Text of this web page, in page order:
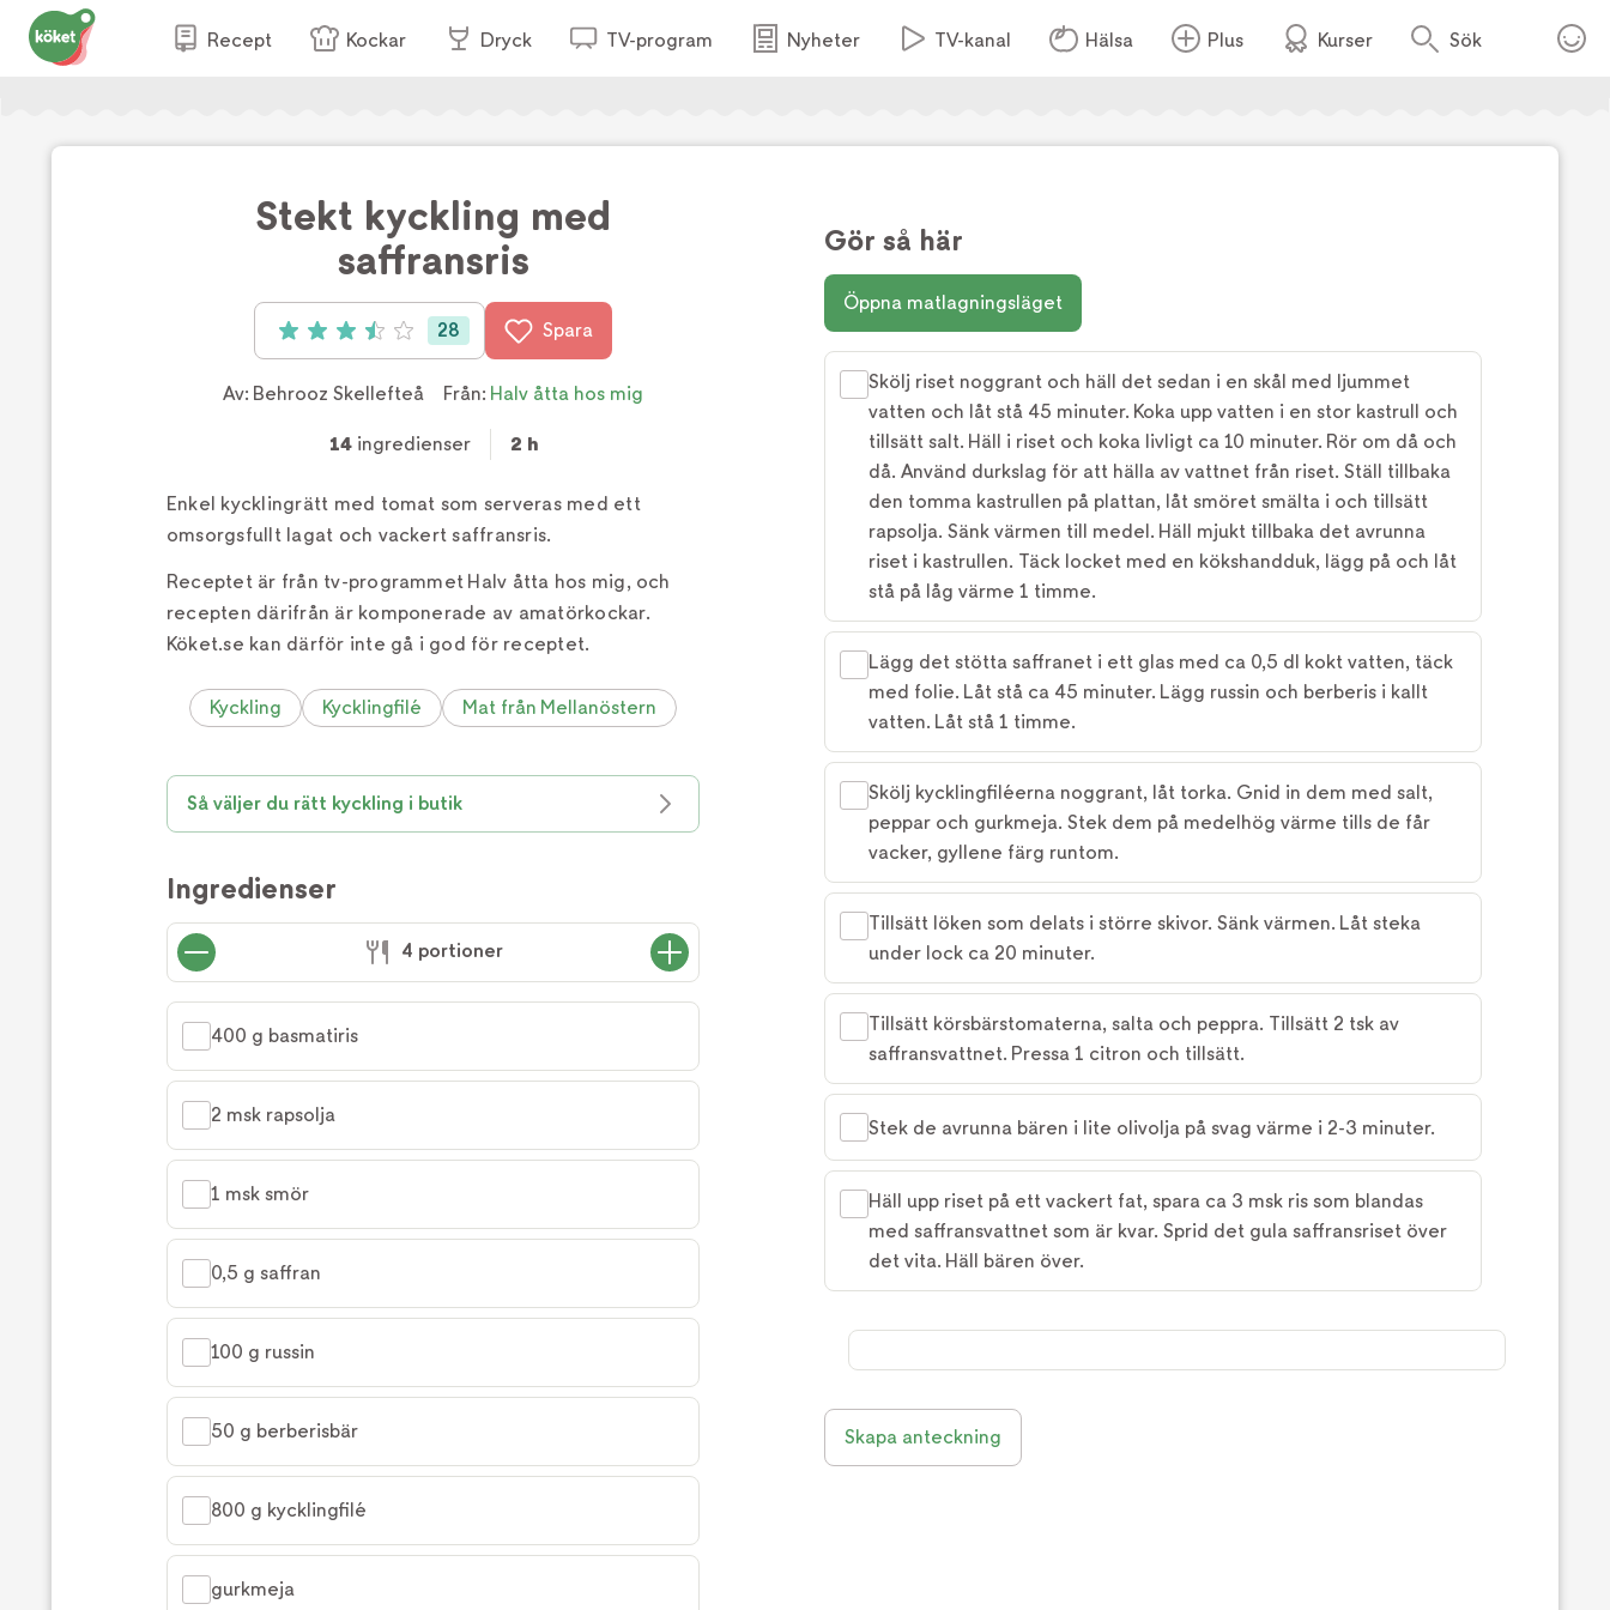
Recept Kockar Dryck TV-program Nyheter TV-kanal Hälsa Plus Kurser Sök
Foto:TV4
Stekt kyckling med
saffransris
Betyg: 3.5 av 5 (28 röster)
28 Spara
Av: Behrooz Skellefteå Från: Halv åtta hos mig
14ingredienser 2 h
Enkel kycklingrätt med tomat som serveras med ett
omsorgsfullt lagat och vackert saffransris.
Receptet är från tv-programmet Halv åtta hos mig, och
recepten därifrån är komponerade av amatörkockar.
Köket.se kan därför inte gå i god för receptet.
Kyckling Kycklingfilé Mat från Mellanöstern
Så väljer du rätt kyckling i butik
Ingredienser
4 portioner
400 g basmatiris
2 msk rapsolja
1 msk smör
0,5 g saffran
100 g russin
50 g berberisbär
800 g kycklingfilé
gurkmeja
Gör så här
Öppna matlagningsläget
Skölj riset noggrant och häll det sedan i en skål med ljummet
vatten och låt stå 45 minuter. Koka upp vatten i en stor kastrull och
tillsätt salt. Häll i riset och koka livligt ca 10 minuter. Rör om då och
då. Använd durkslag för att hälla av vattnet från riset. Ställ tillbaka
den tomma kastrullen på plattan, låt smöret smälta i och tillsätt
rapsolja. Sänk värmen till medel. Häll mjukt tillbaka det avrunna
riset i kastrullen. Täck locket med en kökshandduk, lägg på och låt
stå på låg värme 1 timme.
Lägg det stötta saffranet i ett glas med ca 0,5 dl kokt vatten, täck
med folie. Låt stå ca 45 minuter. Lägg russin och berberis i kallt
vatten. Låt stå 1 timme.
Skölj kycklingfiléerna noggrant, låt torka. Gnid in dem med salt,
peppar och gurkmeja. Stek dem på medelhög värme tills de får
vacker, gyllene färg runtom.
Tillsätt löken som delats i större skivor. Sänk värmen. Låt steka
under lock ca 20 minuter.
Tillsätt körsbärstomaterna, salta och peppra. Tillsätt 2 tsk av
saffransvattnet. Pressa 1 citron och tillsätt.
Stek de avrunna bären i lite olivolja på svag värme i 2-3 minuter.
Häll upp riset på ett vackert fat, spara ca 3 msk ris som blandas
med saffransvattnet som är kvar. Sprid det gula saffransriset över
det vita. Häll bären över.
Skapa anteckning